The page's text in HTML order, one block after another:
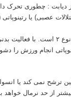
دیابت : چطوری تحرک
نوع ۲ مانند نوروپاتی (اختلالات
ورزش یکی از اصلی ترین بخش های کنترل و
انجام ورزش را
کافی انسولین ترشح نمی
از حد نرمال خواهد